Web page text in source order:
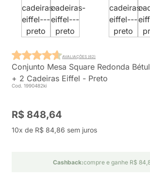
Conjunto Mesa Square Redonda
+ 2 Cadeiras Eiffel - Preto
Cod. 1990482ki
AVALIAÇÕES (62)
R$ 848,64
10x de R$ 84,86 sem juros
Cashback:compre e ganhe R$